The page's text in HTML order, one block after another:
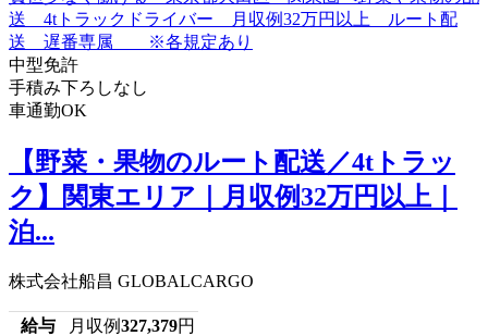
中型免許
手積み下ろしなし
車通勤OK
【野菜・果物のルート配送／4tトラッ
ク】関東エリア｜月収例32万円以上｜
泊...
株式会社船昌 GLOBALCARGO
給与 月収例327,379円